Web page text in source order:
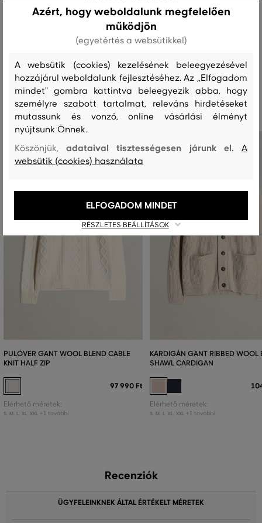
SZÁRÍTÁS
Ajánlott termékek
PULÓVER GANT WOOL BLEND CABLE
KNIT HALF ZIP
97 990 Ft
Elérhető méretek:
S M L XL XXL +1 további
KARDIGÁN GANT RIBBED WOOL
SHAWL CARDIGAN
Elérhető méretek:
S M L XL XXL +1 további
Recenziók
ÜGYFELEINKNEK ÁLTAL ÉRTÉKELT MÉRETEK
Azért, hogy weboldalunk megfelelően
működjön
(egyetértés a websütikkel)
A websütik (cookies) kezelésének beleegyezésével
hozzájárul weboldalunk fejlesztéséhez. Az „Elfogadom
mindet" gombra kattintva beleegyezik abba, hogy
személyre szabott tartalmat, releváns hirdetéseket
mutassunk és vonzó, online vásárlási élményt
nyújtsunk Önnek.
Köszönjük,adataival tisztességesen járunk el.A
websütik (cookies) használata
RÉSZLETES BEÁLLÍTÁSOK
ELFOGADOM MINDET